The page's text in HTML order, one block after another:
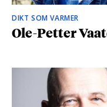
DIKT SOM VARMER
Ole-Petter